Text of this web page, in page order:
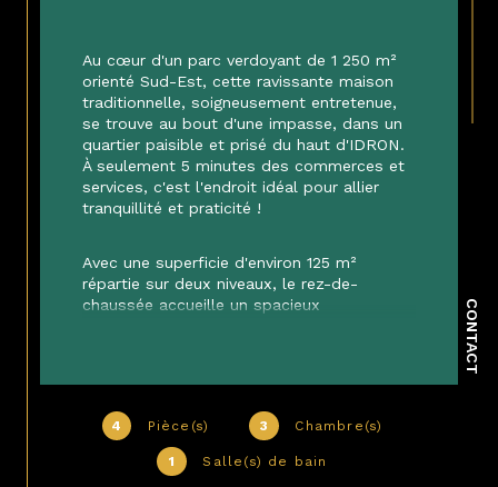
CONTACT
4 Pièce(s) 3 Chambre(s)
1 Salle(s) de bain
Au cœur d'un parc verdoyant de 1 250 m²
orienté Sud-Est, cette ravissante maison
traditionnelle, soigneusement entretenue,
se trouve au bout d'une impasse, dans un
quartier paisible et prisé du haut d'IDRON.
À seulement 5 minutes des commerces et
services, c'est l'endroit idéal pour allier
tranquillité et praticité !
Avec une superficie d'environ 125 m²
répartie sur deux niveaux, le rez-de-
chaussée accueille un spacieux
placards en bois, une salle d'eau
contemporaine et deux WC séparés. À
l'étage, une vaste chambre mansardée
avec sa salle de bain privative et un WC
additionnel crée un espace autonome